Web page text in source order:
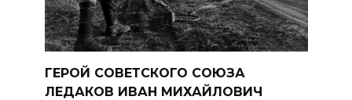
ГЕРОЙ СОВЕТСКОГО СОЮЗА
ЛЕДАКОВ ИВАН МИХАЙЛОВИЧ